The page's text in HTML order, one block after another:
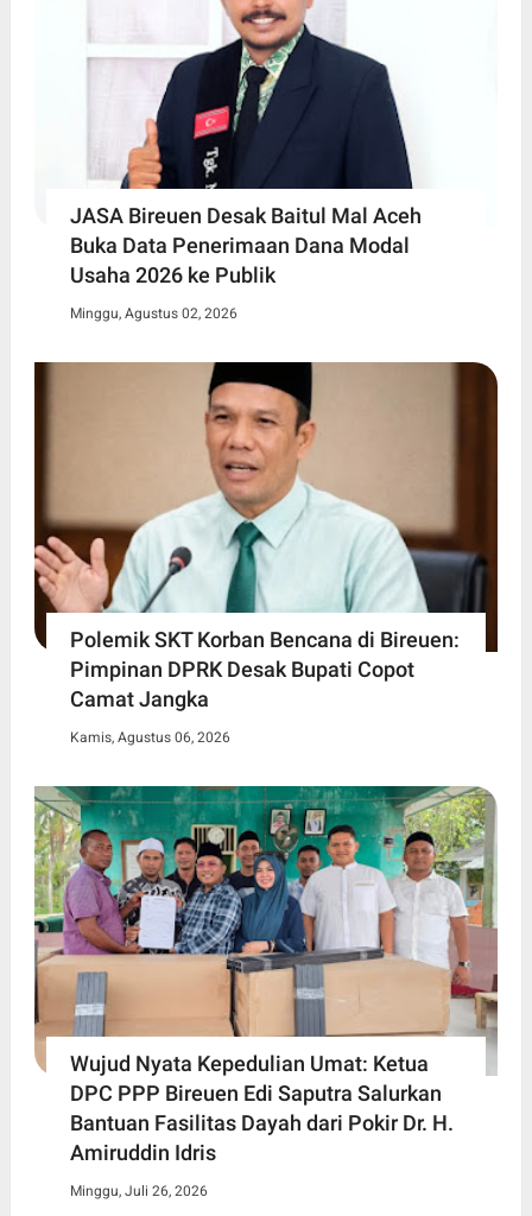
JASA Bireuen Desak Baitul Mal Aceh
Buka Data Penerimaan Dana Modal
Usaha 2026 ke Publik
Minggu, Agustus 02, 2026
Polemik SKT Korban Bencana di Bireuen:
Pimpinan DPRK Desak Bupati Copot
Camat Jangka
Kamis, Agustus 06, 2026
Wujud Nyata Kepedulian Umat: Ketua
DPC PPP Bireuen Edi Saputra Salurkan
Bantuan Fasilitas Dayah dari Pokir Dr. H.
Amiruddin Idris
Minggu, Juli 26, 2026